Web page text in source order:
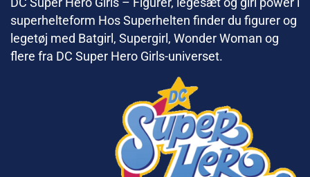
DC Super Hero Girls – Figurer, legesæt og girl power i
superhelteform Hos Superhelten finder du figurer og
legetøj med Batgirl, Supergirl, Wonder Woman og
flere fra DC Super Hero Girls-universet.